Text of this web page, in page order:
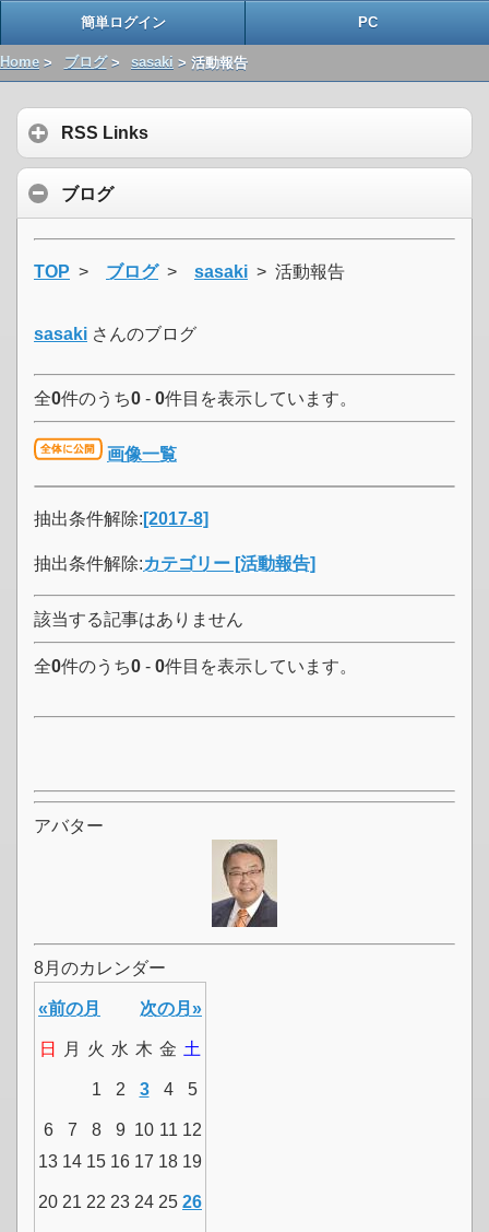
簡単ログイン PC
Home > ブログ> sasaki > 活動報告
RSS Links
ブログ
TOP > ブログ> sasaki > 活動報告
sasaki さんのブログ
全0件のうち0 - 0件目を表示しています。
画像一覧
抽出条件解除: [2017-8]
抽出条件解除:カテゴリー [活動報告]
該当する記事はありません
全0件のうち0 - 0件目を表示しています。
アバター
8月のカレンダー
«前の月 次の月»
日 月 火 水 木 金 土
1 2 3 4 5
6 7 8 9 10 11 12
13 14 15 16 17 18 19
20 21 22 23 24 25 26